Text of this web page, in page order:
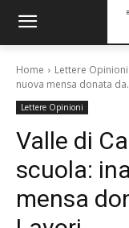
Home Lettere Opinioni
nuova mensa donata
Lettere Opinioni
Valle di
scuola:
mensa